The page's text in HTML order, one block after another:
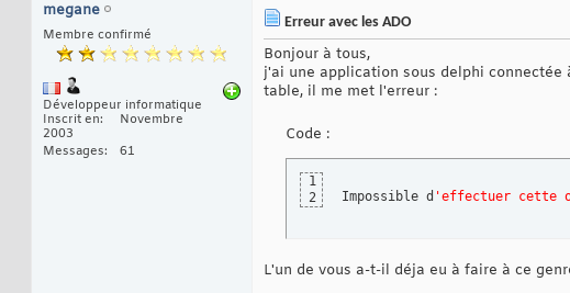
megane
Membre confirmé
Développeur informatique
Inscrit en
Novembre
2003
Messages
61
Erreur avec les ADO
Bonjour à tous,
j'ai une application sous delphi connectée
table, il me met l'erreur :
Code :
1
2
Impossible d 'effectuer cette
L'un de vous a-t-il déja eu à faire à ce